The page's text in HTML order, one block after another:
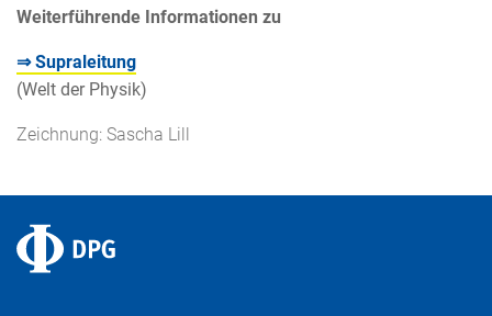
Weiterführende Informationen zu
⇒ Supraleitung
(Welt der Physik)
Zeichnung: Sascha Lill